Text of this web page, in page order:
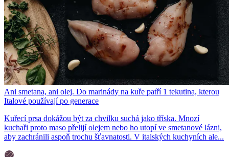
Ani smetana, ani olej. Do marinády na kuře patří 1 tekutina, kterou
Italové používají po generace
Kuřecí prsa dokážou být za chvilku suchá jako tříska. Mnozí
kuchaři proto maso přelijí olejem nebo ho utopí ve smetanové lázni,
aby zachránili aspoň trochu šťavnatosti. V italských kuchyních ale...